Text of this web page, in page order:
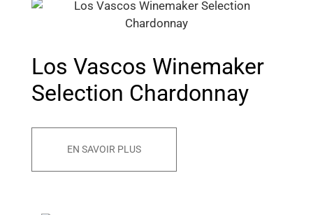
Los Vascos Winemaker
Selection Chardonnay
EN SAVOIR PLUS